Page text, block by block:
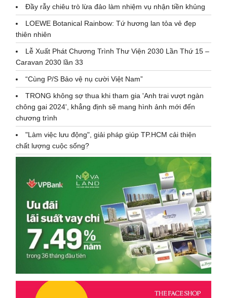
Đầy rẫy chiêu trò lừa đảo làm nhiệm vụ nhận tiền khủng
LOEWE Botanical Rainbow: Tứ hương lan tỏa vẻ đẹp
thiên nhiên
Lễ Xuất Phát Chương Trình Thư Viện 2030 Lần Thứ 15 –
Caravan 2030 lần 33
“Cùng P/S Bảo vệ nụ cười Việt Nam”
TRONG không sợ thua khi tham gia 'Anh trai vượt ngàn
chông gai 2024', khẳng định sẽ mang hình ảnh mới đến
chương trình
"Làm việc lưu động", giải pháp giúp TP.HCM cải thiện
chất lượng cuộc sống?